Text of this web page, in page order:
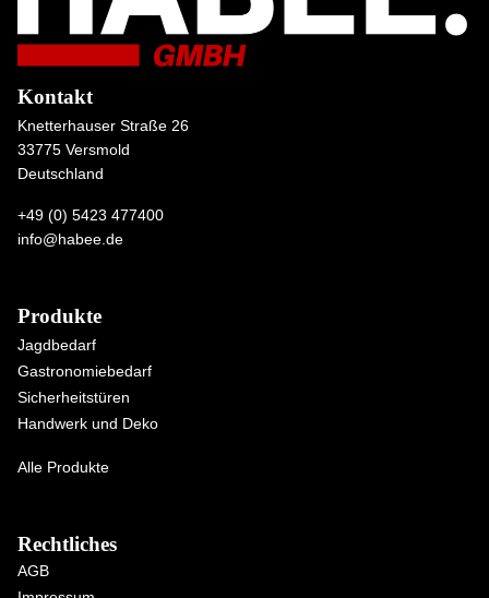
Kontakt
Knetterhauser Straße 26
33775 Versmold
Deutschland
+49 (0) 5423 477400
info@habee.de
Produkte
Jagdbedarf
Gastronomiebedarf
Sicherheitstüren
Handwerk und Deko
Alle Produkte
Rechtliches
AGB